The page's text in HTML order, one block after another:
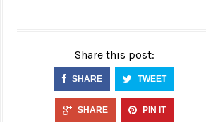
Share this post:
SHARE TWEET
SHARE PIN IT